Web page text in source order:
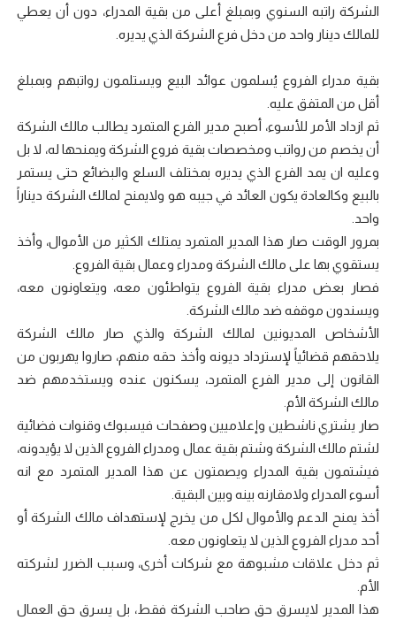
الشركة راتبه السنوي وبمبلغ أعلى من بقية المدراء، دون أن يعطي
للمالك دينار واحد من دخل فرع الشركة الذي يديره.
بقية مدراء الفروع يُسلمون عوائد البيع ويستلمون رواتبهم وبمبلغ
أقل من المتفق عليه.
ثم ازداد الأمر للأسوء، أصبح مدير الفرع المتمرد يطالب مالك الشركة
أن يخصم من رواتب ومخصصات بقية فروع الشركة ويمنحها له، لا بل
وعليه ان يمد الفرع الذي يديره بمختلف السلع والبضائع حتى يستمر
بالبيع وكالعادة يكون العائد في جيبه هو ولايمنح لمالك الشركة ديناراً
واحد.
بمرور الوقت صار هذا المدير المتمرد يمتلك الكثير من الأموال، وأخذ
يستقوي بها على مالك الشركة ومدراء وعمال بقية الفروع.
فصار بعض مدراء بقية الفروع يتواطئون معه، ويتعاونون معه،
ويسندون موقفه ضد مالك الشركة.
الأشخاص المديونين لمالك الشركة والذي صار مالك الشركة
يلاحقهم قضائياً لإسترداد ديونه وأخذ حقه منهم، صاروا يهربون من
القانون إلى مدير الفرع المتمرد، يسكنون عنده ويستخدمهم ضد
مالك الشركة الأم.
صار يشتري ناشطين وإعلاميين وصفحات فيسبوك وقنوات فضائية
لشتم مالك الشركة وشتم بقية عمال ومدراء الفروع الذين لا يؤيدونه،
فيشتمون بقية المدراء ويصمتون عن هذا المدير المتمرد مع انه
أسوء المدراء ولامقارنه بينه وبين البقية.
أخذ يمنح الدعم والأموال لكل من يخرج لإستهداف مالك الشركة أو
أحد مدراء الفروع الذين لا يتعاونون معه.
ثم دخل علاقات مشبوهة مع شركات أخرى، وسبب الضرر لشركته
الأم.
هذا المدير لايسرق حق صاحب الشركة فقط، بل يسرق حق العمال